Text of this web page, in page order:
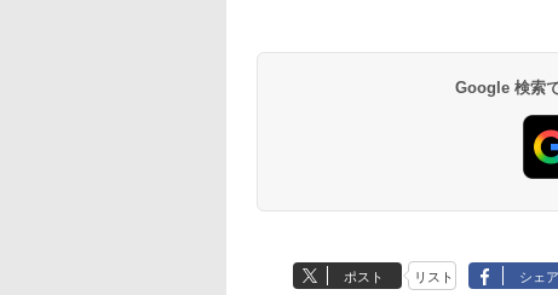
Google 検索
ポスト リスト シェア